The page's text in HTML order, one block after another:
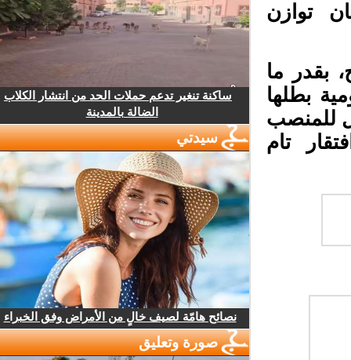
توازن
بقدر ما
بطلها
للمنصب
تام
ساكنة تنغير تدعم حملات الحد من انتشار الكلاب
الضالة بالمدينة
سيدتي
نصائح هامّة لصيف خالٍ من الأمراض وفق الخبراء
صورة وتعليق